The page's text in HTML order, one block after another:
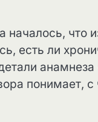
началось, что
есть ли
понимает, с